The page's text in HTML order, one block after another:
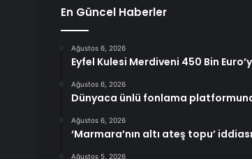
En Güncel Haberler
Ağustos 6, 2026
Eyfel Kulesi Merdiveni 450 Bin
Ağustos 6, 2026
Dünyaca ünlü fonlama
Ağustos 6, 2026
‘Marmara’nın altı ateş topu’
Ağustos 5, 2026